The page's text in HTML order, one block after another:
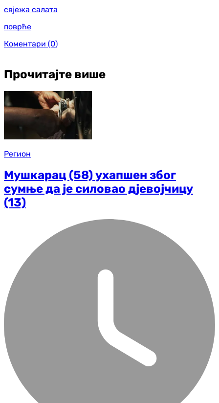
свјежа салата
поврће
Коментари (0)
Прочитајте више
Регион
Мушкарац (58) ухапшен због
сумње да је силовао дјевојчицу
(13)